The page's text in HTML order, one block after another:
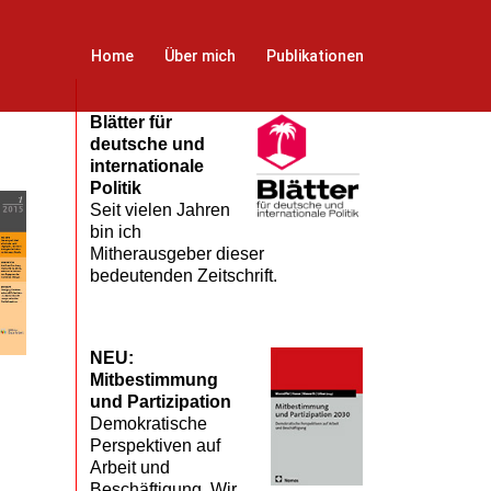
Home Über mich Publikationen
Blätter für
deutsche und
internationale
Politik
Seit vielen Jahren
bin ich
Mitherausgeber dieser
bedeutenden Zeitschrift.
NEU:
Mitbestimmung
und Partizipation
Demokratische
Perspektiven auf
Arbeit und